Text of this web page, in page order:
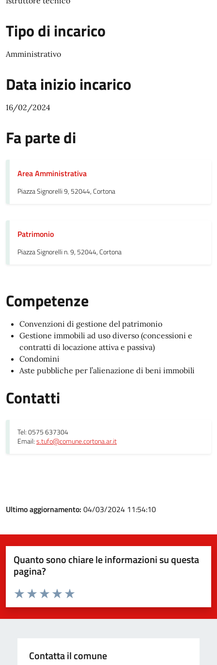
Tipo di incarico
Amministrativo
Data inizio incarico
16/02/2024
Fa parte di
Area Amministrativa
Piazza Signorelli 9, 52044, Cortona
Patrimonio
Piazza Signorelli n. 9, 52044, Cortona
Competenze
Convenzioni di gestione del patrimonio
Gestione immobili ad uso diverso (concessioni e
contratti di locazione attiva e passiva)
Condomini
Aste pubbliche per l’alienazione di beni immobili
Contatti
Tel: 0575 637304
Email:s.tufo@comune.cortona.ar.it
Ultimo aggiornamento: 04/03/2024 11:54:10
Quanto sono chiare le informazioni su questa
pagina?
Valuta da 1 a 5 stelle la pagina
Valuta 5 stelle su 5
Valuta 4 stelle su 5
Valuta 3 stelle su 5
Valuta 2 stelle su 5
Valuta 1 stelle su 5
Contatta il comune